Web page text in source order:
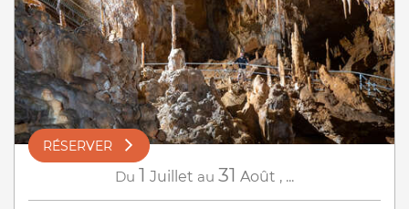
RÉSERVER
Du 1 Juillet au 31 Août , ...